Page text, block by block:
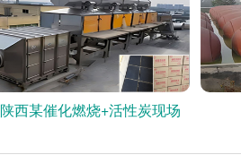
陕西某催化燃烧+活性炭现场